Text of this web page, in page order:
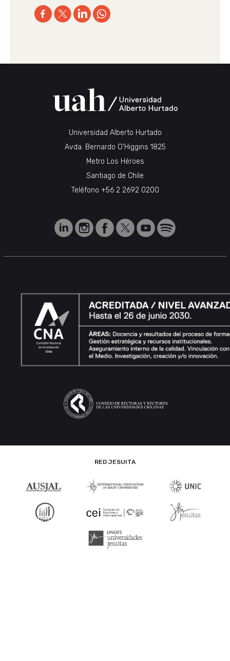
Universidad Alberto Hurtado
Avda. Bernardo O’Higgins 1825
Metro Los Héroes
Santiago de Chile
Teléfono +56 2 2692 0200
RED JESUITA